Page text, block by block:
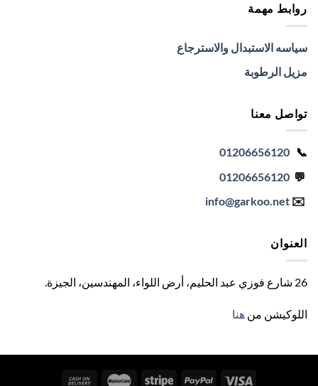
روابط مهمة
سياسه الاستبدال والاسترجاع
مزيل الرطوبة
تواصل معنا
📞
01206656120
💬
01206656120
✉️
info@garkoo.net
العنوان
26 شارع فوزي عبد الحليم، أرض اللواء، المهندسين، الجيزة
اللوكيشن من هنا